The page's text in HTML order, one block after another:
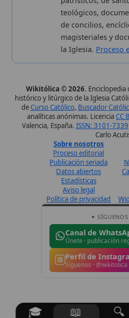
Canal de WhatsApp
Únete · publicación regular
Perfil de Instagram
Síguenos · @wikitolica